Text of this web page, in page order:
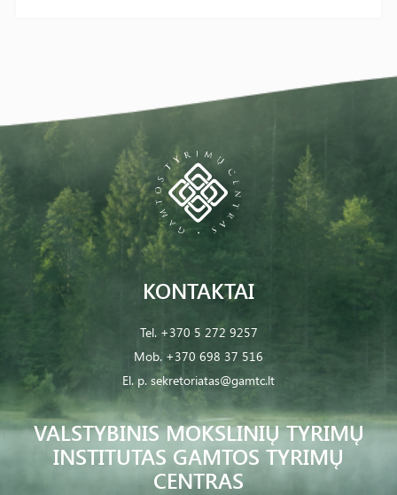
VALSTYBINIS MOKSLINIŲ TYRIMŲ
INSTITUTAS GAMTOS TYRIMŲ
CENTRAS
KONTAKTAI
Tel. +370 5 272 9257
Mob. +370 698 37 516
El. p. sekretoriatas@gamtc.lt